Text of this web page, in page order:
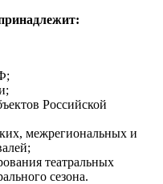
Российской
межрегиональных и
театральных
сезона.